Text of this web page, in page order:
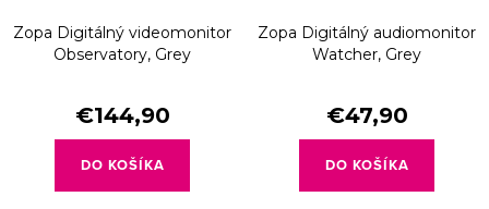
Zopa Digitálný videomonitor
Observatory, Grey
€144,90
DO KOŠÍKA
Zopa Digitálný audiomonitor
Watcher, Grey
€47,90
DO KOŠÍKA